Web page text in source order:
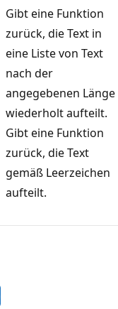
Gibt eine Funktion
zurück, die Text in
eine Liste von Text
nach der
angegebenen Länge
wiederholt aufteilt.
Gibt eine Funktion
zurück, die Text
gemäß Leerzeichen
aufteilt.